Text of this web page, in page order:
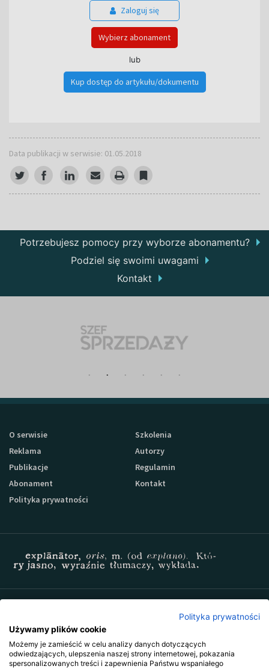
Zaloguj się
Wybierz abonament
lub
Kup dostęp do artykułu/dokumentu
Data publikacji w serwisie: 01.05.2018
Potrzebujesz pomocy przy wyborze abonamentu?
Podziel się swoimi uwagami
Kontakt
O serwisie
Szkolenia
Reklama
Autorzy
Publikacje
Regulamin
Abonament
Kontakt
Polityka prywatności
Polityka prywatności
Używamy plików cookie
Możemy je zamieścić w celu analizy danych dotyczących
odwiedzających, ulepszenia naszej strony internetowej, pokazania
spersonalizowanych treści i zapewnienia Państwu wspaniałego